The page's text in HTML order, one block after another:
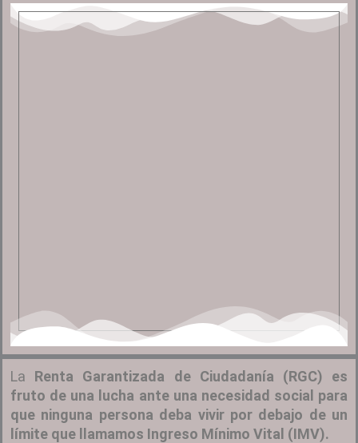
La Renta Garantizada de Ciudadanía (RGC) es
fruto de una lucha ante una necesidad social para
que ninguna persona deba vivir por debajo de un
límite que llamamos Ingreso Mínimo Vital (IMV).